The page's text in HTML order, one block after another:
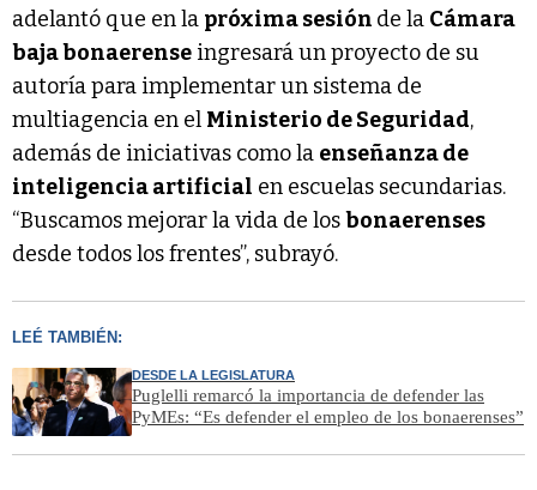
adelantó que en la próxima sesión de la Cámara
baja bonaerense ingresará un proyecto de su
autoría para implementar un sistema de
multiagencia en el Ministerio de Seguridad,
además de iniciativas como la enseñanza de
inteligencia artificial en escuelas secundarias.
“Buscamos mejorar la vida de losbonaerenses
desde todos los frentes”, subrayó.
LEÉ TAMBIÉN:
DESDE LA LEGISLATURA
Puglelli remarcó la importancia de defender las
PyMEs: “Es defender el empleo de los bonaerenses”